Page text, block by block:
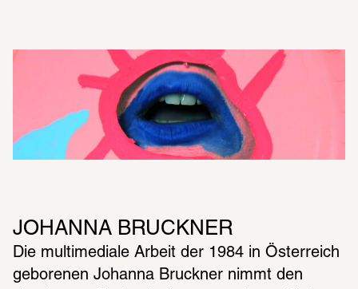
JOHANNA BRUCKNER
Die multimediale Arbeit der 1984 in Österreich
geborenen Johanna Bruckner nimmt den